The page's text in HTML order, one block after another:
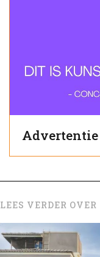
Advertentie
LEES VERDER OVER